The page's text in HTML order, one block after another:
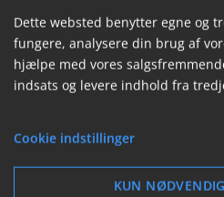
RK Kæde
(053016)
Dette websted benytter egne og
fungere, analysere din brug af
hjælpe med vores
indsats og levere indhold fra
Cookie indstillinger
KUN